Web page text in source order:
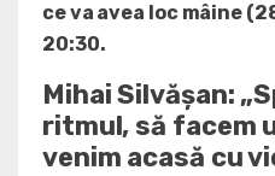
ce va avea loc mâine
20:30.
Mihai Silvășan:
ritmul, să facem
venim acasă cu